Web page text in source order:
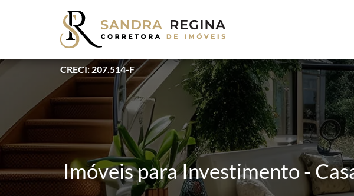
CRECI: 207.514-F
Imóveis para Investimento -